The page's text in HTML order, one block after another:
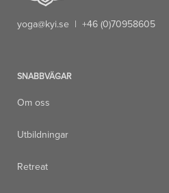
yoga@kyi.se | +46 (0)70958605
SNABBVÄGAR
Om oss
Utbildningar
Retreat